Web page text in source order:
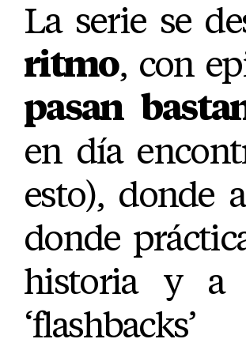
La serie se
ritmo, con
pasan
en día
esto), donde
donde
historia y a